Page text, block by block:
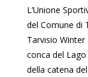
L’Unione
del Comune di
Tarvisio Winter
conca del
della catena